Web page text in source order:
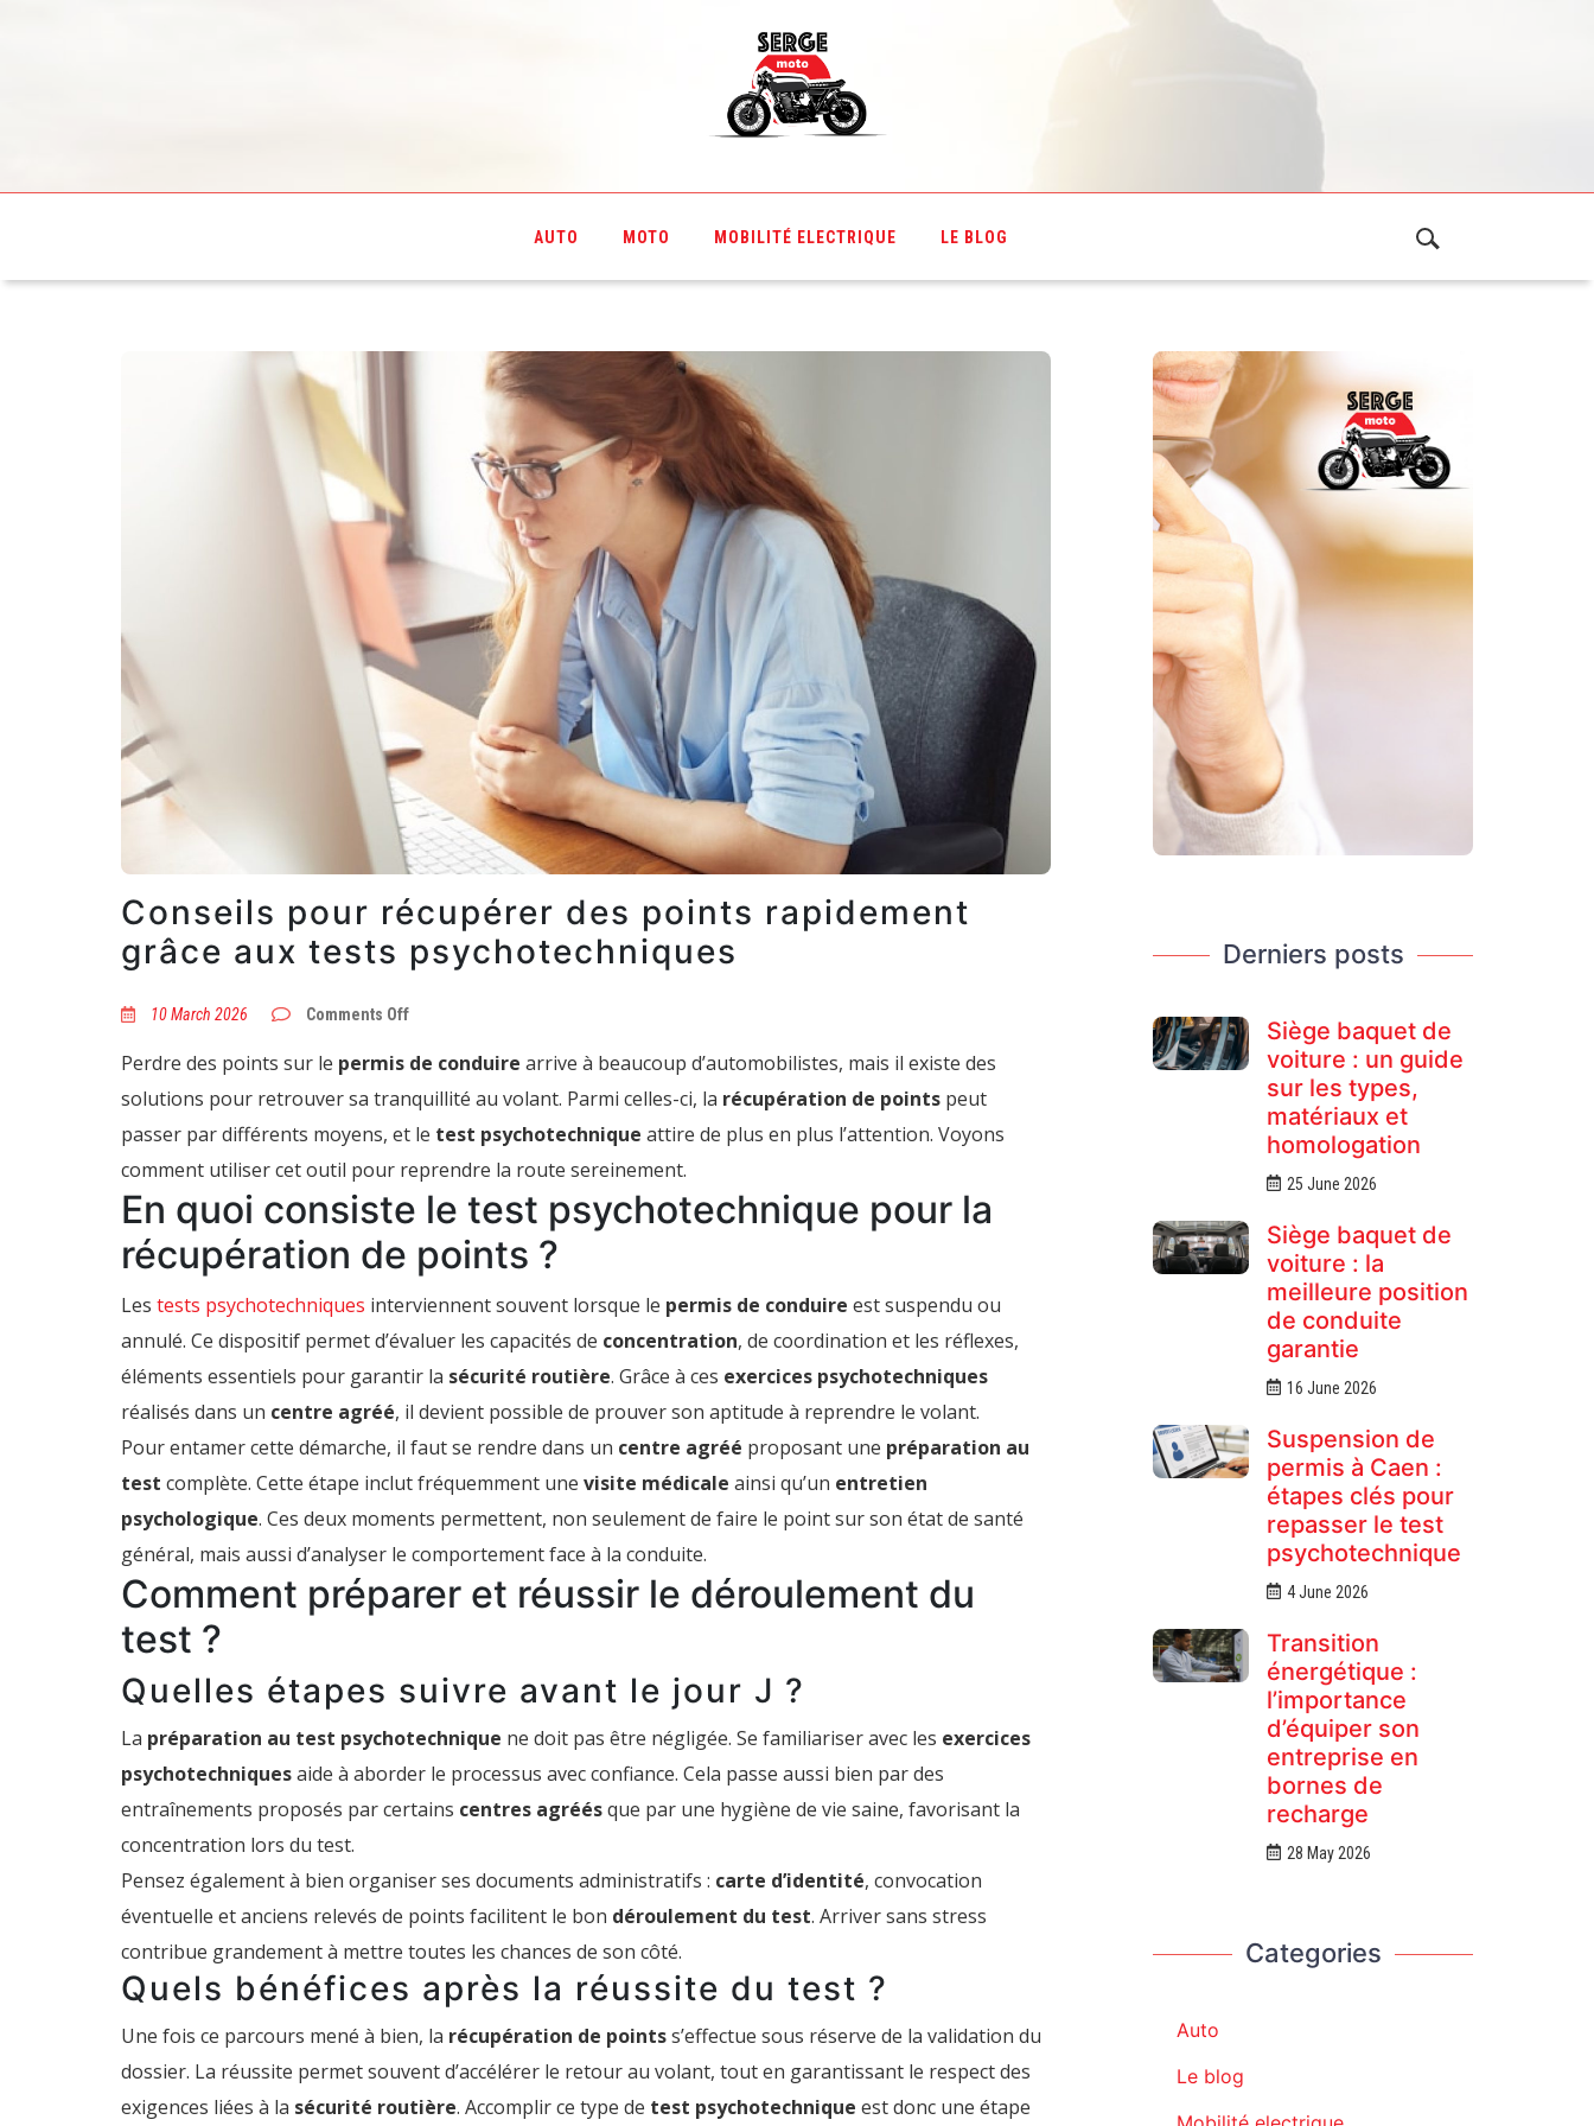
AUTO MOTO MOBILITÉ ELECTRIQUE LE BLOG
Conseils pour récupérer des points rapidement
grâce aux tests psychotechniques
10 March 2026 Comments Offon
récupérer
points
grâce
tests
psychotechniques
Perdre des points sur le permis de conduire arrive à beaucoup d’automobilistes, mais il existe des
solutions pour retrouver sa tranquillité au volant. Parmi celles-ci, la récupération de points peut
passer par différents moyens, et le test psychotechnique attire de plus en plus l’attention. Voyons
comment utiliser cet outil pour reprendre la route sereinement.
En quoi consiste le test psychotechnique pour la
récupération de points ?
Les tests psychotechniques interviennent souvent lorsque le permis de conduire est suspendu ou
annulé. Ce dispositif permet d’évaluer les capacités de concentration, de coordination et les réflexes,
éléments essentiels pour garantir la sécurité routière. Grâce à ces exercices psychotechniques
réalisés dans un centre agréé, il devient possible de prouver son aptitude à reprendre le volant.
Pour entamer cette démarche, il faut se rendre dans un centre agréé proposant une préparation au
test complète. Cette étape inclut fréquemment une visite médicale ainsi qu’un entretien
psychologique. Ces deux moments permettent, non seulement de faire le point sur son état de santé
général, mais aussi d’analyser le comportement face à la conduite.
Comment préparer et réussir le déroulement du
test ?
Quelles étapes suivre avant le jour J ?
La préparation au test psychotechnique ne doit pas être négligée. Se familiariser avec les exercices
psychotechniquesaide à aborder le processus avec confiance. Cela passe aussi bien par des
entraînements proposés par certains centres agréésque par une hygiène de vie saine, favorisant la
concentration lors du test.
Pensez également à bien organiser ses documents administratifs : carte d’identité, convocation
éventuelle et anciens relevés de points facilitent le bon déroulement du test. Arriver sans stress
contribue grandement à mettre toutes les chances de son côté.
Quels bénéfices après la réussite du test ?
Une fois ce parcours mené à bien, la récupération de pointss’effectue sous réserve de la validation du
dossier. La réussite permet souvent d’accélérer le retour au volant, tout en garantissant le respect des
exigences liées à la sécurité routière. Accomplir ce type de test psychotechnique est donc une étape
Derniers posts
Siège baquet de
voiture : un guide
sur les types,
matériaux et
homologation
25 June 2026
Siège baquet de
voiture : la
meilleure position
de conduite
garantie
16 June 2026
Suspension de
permis à Caen :
étapes clés pour
repasser le test
psychotechnique
4 June 2026
Transition
énergétique :
l’importance
d’équiper son
entreprise en
bornes de
recharge
28 May 2026
Categories
Auto
Le blog